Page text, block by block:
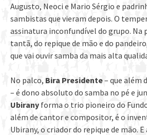
Augusto, Neoci e Mario Sérgio e
sambistas que vieram depois. O
assinatura inconfundível do grupo. Na
tantã, do repique de mão e do
que vai ouvir samba da mais alta
No palco, Bira Presidente– que além
– é dono absoluto do samba no pé e
Ubirany forma o trio pioneiro do
além de cantor e compositor, é o
Ubirany, o criador do repique de mão.